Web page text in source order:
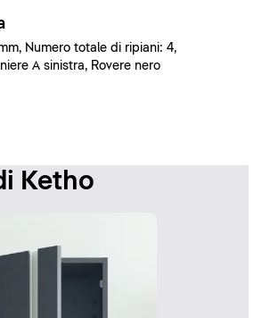
Numero totale di ripiani: 4,
A sinistra, Rovere nero
Ketho